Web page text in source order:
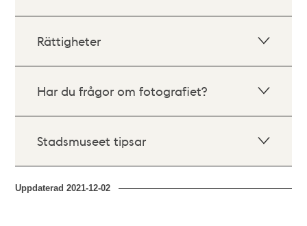
Rättigheter
Har du frågor om fotografiet?
Stadsmuseet tipsar
Uppdaterad2021-12-02